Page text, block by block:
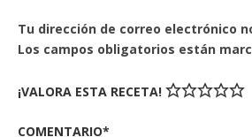
Tu dirección de correo electrónico
Los campos obligatorios están
¡VALORA ESTA RECETA!
COMENTARIO*